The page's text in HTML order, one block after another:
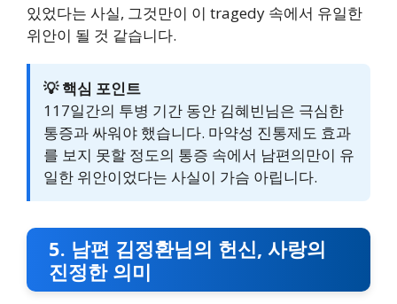
있었다는 사실, 그것만이 이 tragedy 속에서 유일한
위안이 될 것 같습니다.
💡 핵심 포인트
117일간의 투병 기간 동안 김혜빈님은 극심한
통증과 싸워야 했습니다. 마약성 진통제도 효과
를 보지 못할 정도의 통증 속에서 남편의만이 유
일한 위안이었다는 사실이 가슴 아립니다.
5. 남편 김정환님의 헌신, 사랑의
진정한 의미